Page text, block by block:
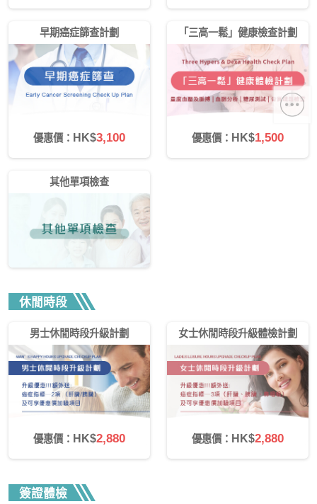
早期癌症篩查計劃
優惠價： HK$3,100
「三高一鬆」健康檢查計劃
優惠價： HK$1,500
其他單項檢查
休閒時段
男士休閒時段升級計劃
優惠價： HK$2,880
女士休閒時段升級體檢計劃
優惠價： HK$2,880
簽證體檢